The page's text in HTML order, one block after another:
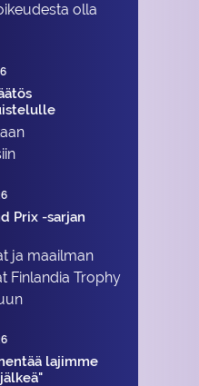
olla
Prix -sarjan
ja maailman
Finlandia Trophy
lajimme